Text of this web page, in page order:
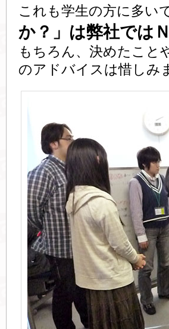
これも学生の方に多い
か？」は弊社では
もちろん、決めたこと
のアドバイスは惜しみ